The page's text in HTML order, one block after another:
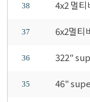
38 4x2 멀티
37 6x2멀티
36 322"
35 46"